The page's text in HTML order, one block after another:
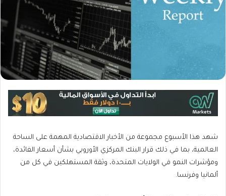
شهد هذا الأسبوع مجموعة من الأخبار الاقتصادية المهمة على الساحة
العالمية، بما في ذلك قرار البنك المركزي الأوروبي بشأن أسعار الفائدة،
ومؤشرات النمو في الولايات المتحدة، وثقة المستهلكين في كل من
ألمانيا وفرنسا.